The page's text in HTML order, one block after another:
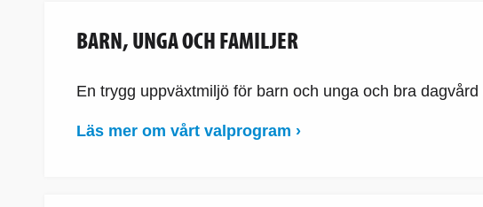
BARN, UNGA OCH FAMILJER
En trygg uppväxtmiljö för barn och unga och bra dagvård
Läs mer om vårt valprogram ›